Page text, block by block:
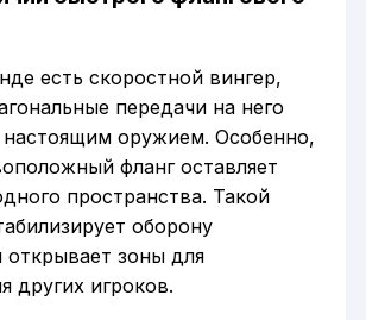
есть скоростной вингер,
передачи на него
настоящим оружием. Особенно,
фланг оставляет
пространства. Такой
оборону
открывает зоны для
других игроков.